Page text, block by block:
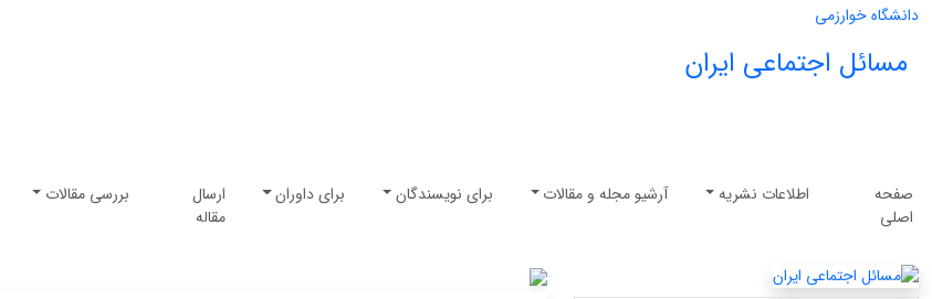
دانشگاه خوارزمی
مسائل اجتماعی ایران
صفحه
اصلی
اطلاعات نشریه آرشیو مجله و مقالات برای نویسندگان برای داوران
ارسال
مقاله
بررسی مقالات